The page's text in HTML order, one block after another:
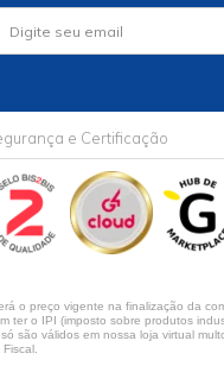
e Certificação
o preço vigente na finalização da
ter o IPI (imposto sobre produtos
são válidos em nossa loja virtual